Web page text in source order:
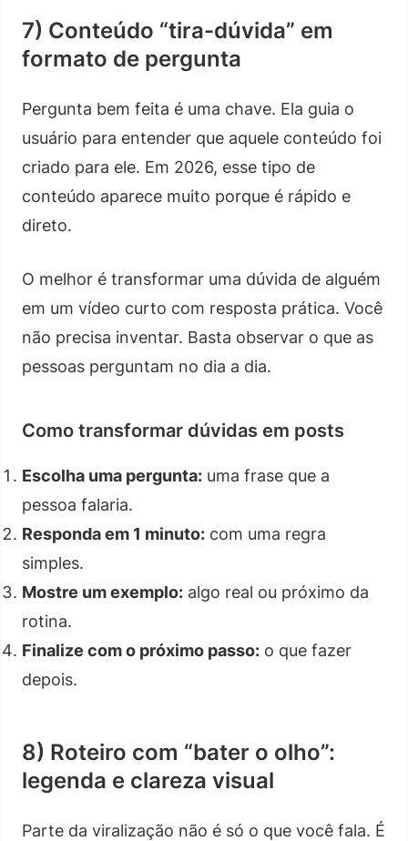
7) Conteúdo “tira-dúvida” em
formato de pergunta
Pergunta bem feita é uma chave. Ela guia o
usuário para entender que aquele conteúdo foi
criado para ele. Em 2026, esse tipo de
conteúdo aparece muito porque é rápido e
direto.
O melhor é transformar uma dúvida de alguém
em um vídeo curto com resposta prática. Você
não precisa inventar. Basta observar o que as
pessoas perguntam no dia a dia.
Como transformar dúvidas em posts
Escolha uma pergunta: uma frase que a
pessoa falaria.
Responda em 1 minuto: com uma regra
simples.
Mostre um exemplo: algo real ou próximo da
rotina.
Finalize com o próximo passo: o que fazer
depois.
8) Roteiro com “bater o olho”:
legenda e clareza visual
Parte da viralização não é só o que você fala. É